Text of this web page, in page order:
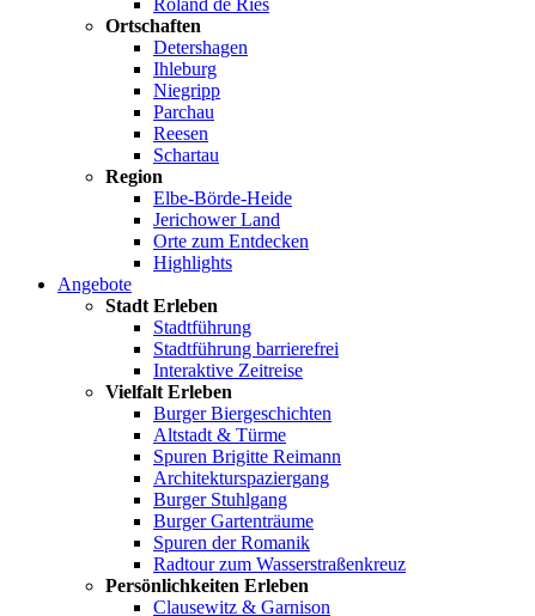
Roland de Ries
Ortschaften
Detershagen
Ihleburg
Niegripp
Parchau
Reesen
Schartau
Region
Elbe-Börde-Heide
Jerichower Land
Orte zum Entdecken
Highlights
Angebote
Stadt Erleben
Stadtführung
Stadtführung barrierefrei
Interaktive Zeitreise
Vielfalt Erleben
Burger Biergeschichten
Altstadt & Türme
Spuren Brigitte Reimann
Architekturspaziergang
Burger Stuhlgang
Burger Gartenträume
Spuren der Romanik
Radtour zum Wasserstraßenkreuz
Persönlichkeiten Erleben
Clausewitz & Garnison